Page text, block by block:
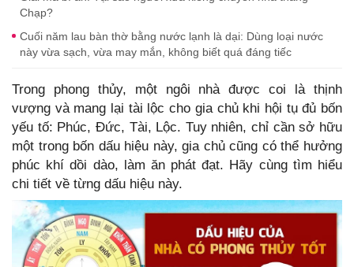
Chạp?
Cuối năm lau bàn thờ bằng nước lạnh là dại: Dùng loại nước
này vừa sạch, vừa may mắn, không biết quá đáng tiếc
Trong phong thủy, một ngôi nhà được coi là thịnh
vượng và mang lại tài lộc cho gia chủ khi hội tụ đủ bốn
yếu tố: Phúc, Đức, Tài, Lộc. Tuy nhiên, chỉ cần sở hữu
một trong bốn dấu hiệu này, gia chủ cũng có thể hưởng
phúc khí dồi dào, làm ăn phát đạt. Hãy cùng tìm hiểu
chi tiết về từng dấu hiệu này.